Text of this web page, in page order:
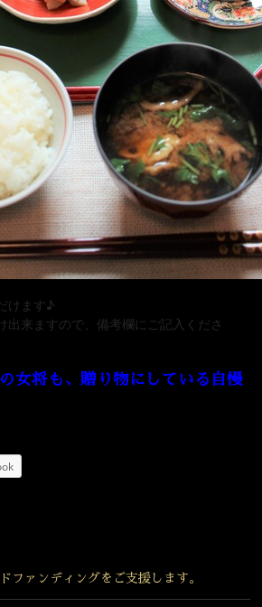
けます♪
出来ますので、備考欄にご記入くださ
女将も、贈り物にしている自慢
ァンディングをご支援します。